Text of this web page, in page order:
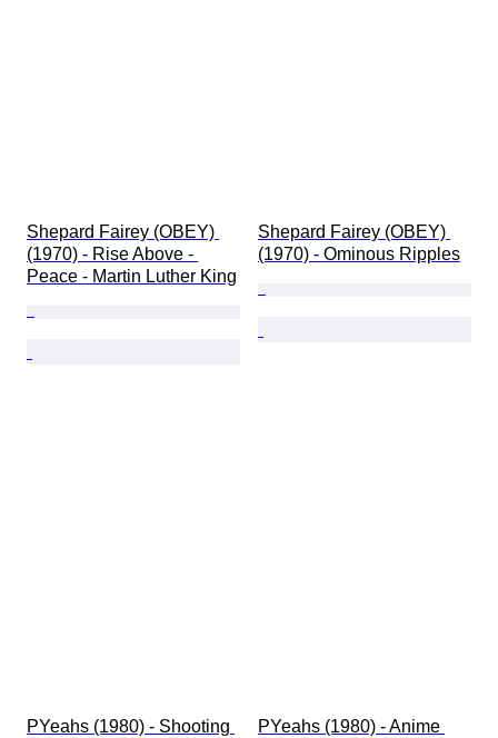
Shepard Fairey (OBEY)
(1970) - Rise Above -
Peace - Martin Luther King
Shepard Fairey (OBEY)
(1970) - Ominous Ripples
PYeahs (1980) - Shooting
PYeahs (1980) - Anime